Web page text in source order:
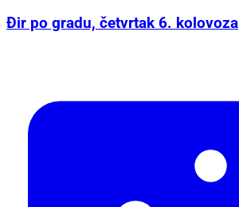
Đir po gradu, četvrtak 6. kolovoza